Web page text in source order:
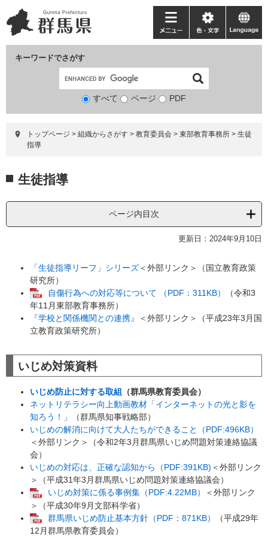
ー
ジ
ニ
ュ
て
キーワードでさがす
検
象
すべて ページ PDF
メ
ニ
ー
色・
文
language
トップページ > 組織からさがす > 教育委員会 > 東部教育事務所 > 生徒
指導
文 生徒指導
ページ内目次
更新日：2024年9月10日
「生徒指導リーフ」シリーズ＜外部リンク＞
（国立教育政策
研究所）
自傷行為への対応等について （PDF：311KB）
（令和3
年11月東部教育事務所）
『学校と関係機関との連携』
＜外部リンク＞
（平成23年3月国
立教育政策研究所）
いじめ対策資料
いじめ防止に対する取組
（群馬県教育委員会）
ネットリテラシー向上動画教材「インターネットの光と影を
知ろう！」
（群馬県知事戦略部）
いじめの解消に向けて大人たちができること（PDF:496KB）
＜外部リンク＞
（令和2年3月群馬県いじめ問題対策連絡協議
会）
いじめの対応は、正確な認知から（PDF:391KB) ＜外部リンク
＞
（平成31年3月群馬県いじめ問題対策連絡協議会）
いじめ対策に係る事例集（PDF:4.22MB）
＜外部リンク
＞
（平成30年9月文部科学省）
群馬県いじめ防止基本方針（PDF：871KB）
（平成29年
12月群馬県教育委員会）